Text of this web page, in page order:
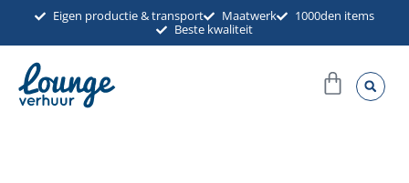
inhoud
Eigen productie & transport Maatwerk
1000den items
Beste kwaliteit